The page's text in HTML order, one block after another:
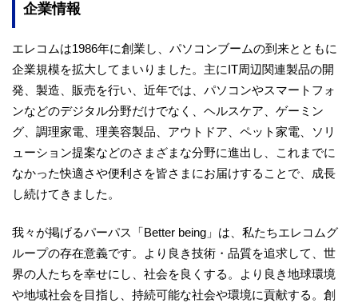
企業情報
エレコムは1986年に創業し、パソコンブームの到来とともに
企業規模を拡大してまいりました。主にIT周辺関連製品の開
発、製造、販売を行い、近年では、パソコンやスマートフォ
ンなどのデジタル分野だけでなく、ヘルスケア、ゲーミン
グ、調理家電、理美容製品、アウトドア、ペット家電、ソリ
ューション提案などのさまざまな分野に進出し、これまでに
なかった快適さや便利さを皆さまにお届けすることで、成長
し続けてきました。
我々が掲げるパーパス「Better being」は、私たちエレコムグ
ループの存在意義です。より良き技術・品質を追求して、世
界の人たちを幸せにし、社会を良くする。より良き地球環境
や地域社会を目指し、持続可能な社会や環境に貢献する。創